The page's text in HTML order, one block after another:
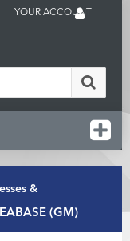
YOUR ACCOUNT
&
(GM)